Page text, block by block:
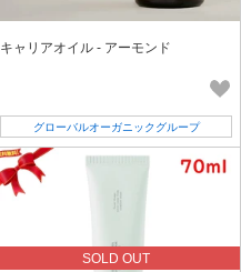
キャリアオイル - アーモンド
グローバルオーガニックグループ
SOLD OUT